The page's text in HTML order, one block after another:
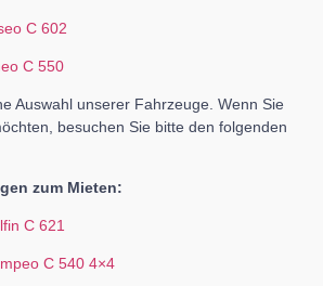
C 602
C 550
Auswahl unserer Fahrzeuge. Wenn Sie
besuchen Sie bitte den folgenden
zum Mieten:
C 621
C 540 4×4